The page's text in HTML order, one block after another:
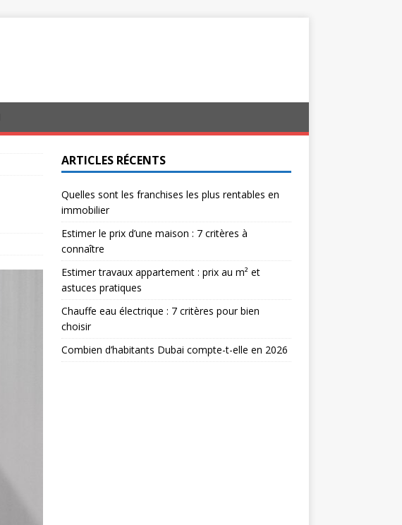
ARTICLES RÉCENTS
Quelles sont les franchises les plus rentables en
immobilier
Estimer le prix d’une maison : 7 critères à
connaître
Estimer travaux appartement : prix au m² et
astuces pratiques
Chauffe eau électrique : 7 critères pour bien
choisir
Combien d’habitants Dubai compte-t-elle en 2026